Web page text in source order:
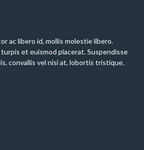
ac libero id, mollis molestie libero.
et euismod placerat. Suspendisse
convallis vel nisi at, lobortis tristique.